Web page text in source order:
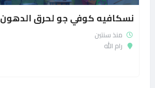
نسكافيه كوفي جو لحرق الدهون
منذ سنتين
رام الله